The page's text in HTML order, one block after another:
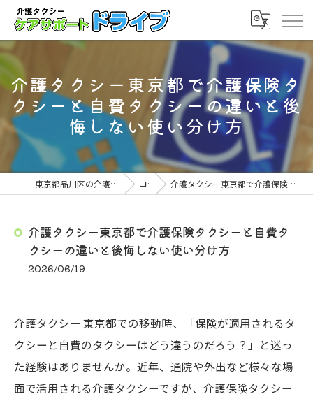
介護タクシー東京都で介護保険タ
クシーと自費タクシーの違いと後
悔しない使い分け方
東京都品川区の介護タクシーならケアサポート ドライブ コラム 介護タクシー東京都で介護保険タクシーと自費タクシーの違いと後悔しない使い分け方
介護タクシー東京都で介護保険タクシーと自費タ
クシーの違いと後悔しない使い分け方
2026/06/19
介護タクシー 東京都での移動時、「保険が適用されるタ
クシーと自費のタクシーはどう違うのだろう？」と迷っ
た経験はありませんか。近年、通院や外出など様々な場
面で活用される介護タクシーですが、介護保険タクシー